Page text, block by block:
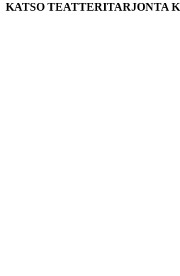
KATSO TEATTERITARJONTA